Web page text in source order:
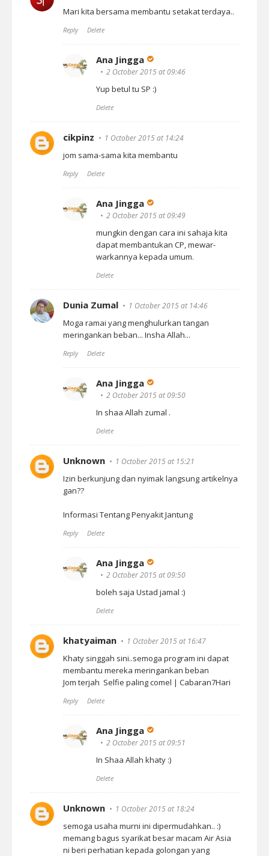
Mari kita bersama membantu setakat terdaya..
Reply Delete
Ana Jingga
2 October 2015 at 09:46
Yup betul tu SP :)
Delete
cikpinz 1 October 2015 at 14:24
jom sama-sama kita membantu
Reply Delete
Ana Jingga
2 October 2015 at 09:49
mungkin dengan cara ini sahaja kita
dapat membantukan CP, mewar-
warkannya kepada umum.
Delete
Dunia Zumal 1 October 2015 at 14:46
Moga ramai yang menghulurkan tangan
meringankan beban... Insha Allah...
Reply Delete
Ana Jingga
2 October 2015 at 09:50
In shaa Allah zumal .
Delete
Unknown 1 October 2015 at 15:21
Izin berkunjung dan nyimak langsung artikelnya
gan??
Informasi Tentang Penyakit Jantung
Reply Delete
Ana Jingga
2 October 2015 at 09:50
boleh saja Ustad jamal :)
Delete
khatyaiman 1 October 2015 at 16:47
Khaty singgah sini..semoga program ini dapat
membantu mereka meringankan beban
Jom terjah Selfie paling comel | Cabaran7Hari
Reply Delete
Ana Jingga
2 October 2015 at 09:51
In Shaa Allah khaty :)
Delete
Unknown 1 October 2015 at 18:24
semoga usaha murni ini dipermudahkan.. :)
memang bagus syarikat besar macam Air Asia
ni beri perhatian kepada golongan yang